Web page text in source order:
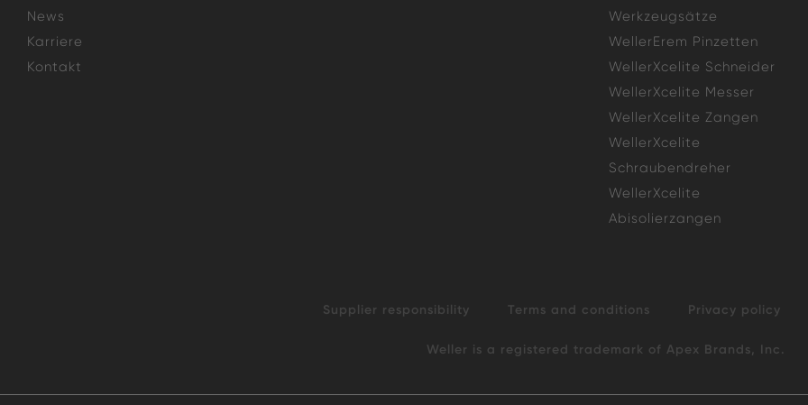
News
Karriere
Kontakt
Werkzeugsätze
WellerErem Pinzetten
WellerXcelite Schneider
WellerXcelite Messer
WellerXcelite Zangen
WellerXcelite
Schraubendreher
WellerXcelite
Abisolierzangen
Supplier responsibility Terms and conditions Privacy policy
Weller is a registered trademark of Apex Brands, Inc.